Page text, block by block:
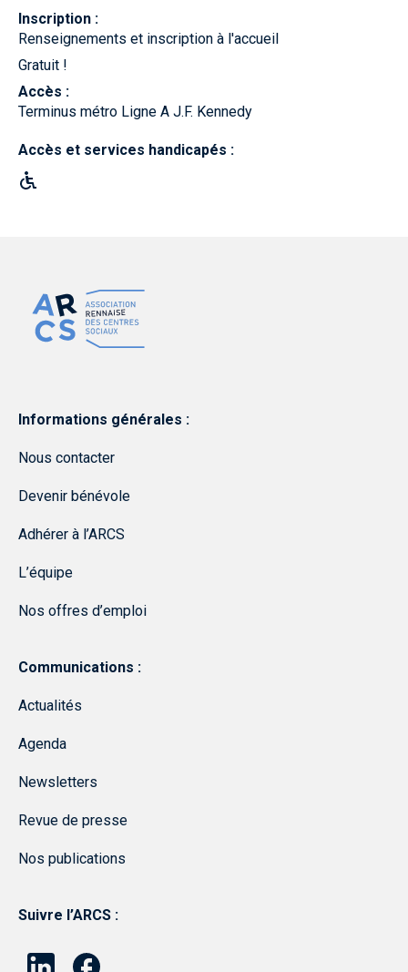
Inscription :
Renseignements et inscription à l'accueil
Gratuit !
Accès :
Terminus métro Ligne A J.F. Kennedy
Accès et services handicapés :
pmr
Informations générales :
Nous contacter
Devenir bénévole
Adhérer à l’ARCS
L’équipe
Nos offres d’emploi
Communications :
Actualités
Agenda
Newsletters
Revue de presse
Nos publications
Suivre l’ARCS :